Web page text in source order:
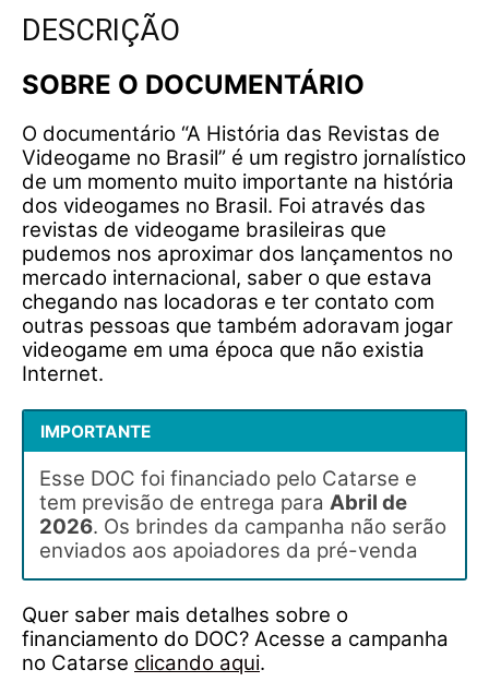
no
quantidade
DESCRIÇÃO
SOBRE O DOCUMENTÁRIO
O documentário “A História das Revistas de
Videogame no Brasil” é um registro jornalístico
de um momento muito importante na história
dos videogames no Brasil. Foi através das
revistas de videogame brasileiras que
pudemos nos aproximar dos lançamentos no
mercado internacional, saber o que estava
chegando nas locadoras e ter contato com
outras pessoas que também adoravam jogar
videogame em uma época que não existia
Internet.
IMPORTANTE
Esse DOC foi financiado pelo Catarse e
tem previsão de entrega para Abril de
2026. Os brindes da campanha não serão
enviados aos apoiadores da pré-venda
Quer saber mais detalhes sobre o
financiamento do DOC? Acesse a campanha
no Catarse clicando aqui.